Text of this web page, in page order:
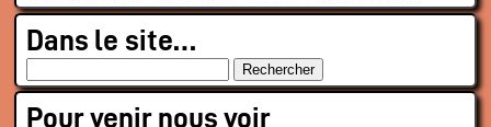
Dans le site…
Pour venir nous voir